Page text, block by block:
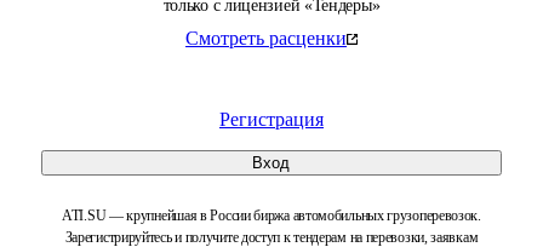
только с лицензией «Тендеры»
Смотреть расценки
Регистрация
Вход
ATI.SU — крупнейшая в России биржа автомобильных грузоперевозок.
Зарегистрируйтесь и получите доступ к тендерам на перевозки, заявкам